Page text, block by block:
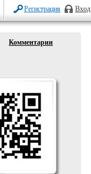
Регистрация Вход
Комментарии